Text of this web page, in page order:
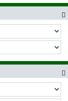

